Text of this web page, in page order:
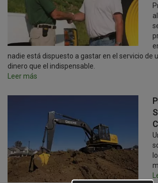
nadie está dispuesto a gastar en el servicio de
dinero que el indispensable.
Leer más